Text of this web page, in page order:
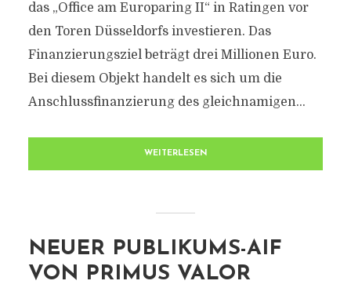
das „Office am Europaring II“ in Ratingen vor
den Toren Düsseldorfs investieren. Das
Finanzierungsziel beträgt drei Millionen Euro.
Bei diesem Objekt handelt es sich um die
Anschlussfinanzierung des gleichnamigen...
WEITERLESEN
NEUER PUBLIKUMS-AIF
VON PRIMUS VALOR